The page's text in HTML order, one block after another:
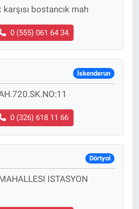
bostancık mah
0 (555) 061 64 34
İskenderun
0 (326) 618 11 66
Dörtyol
ISTASYON